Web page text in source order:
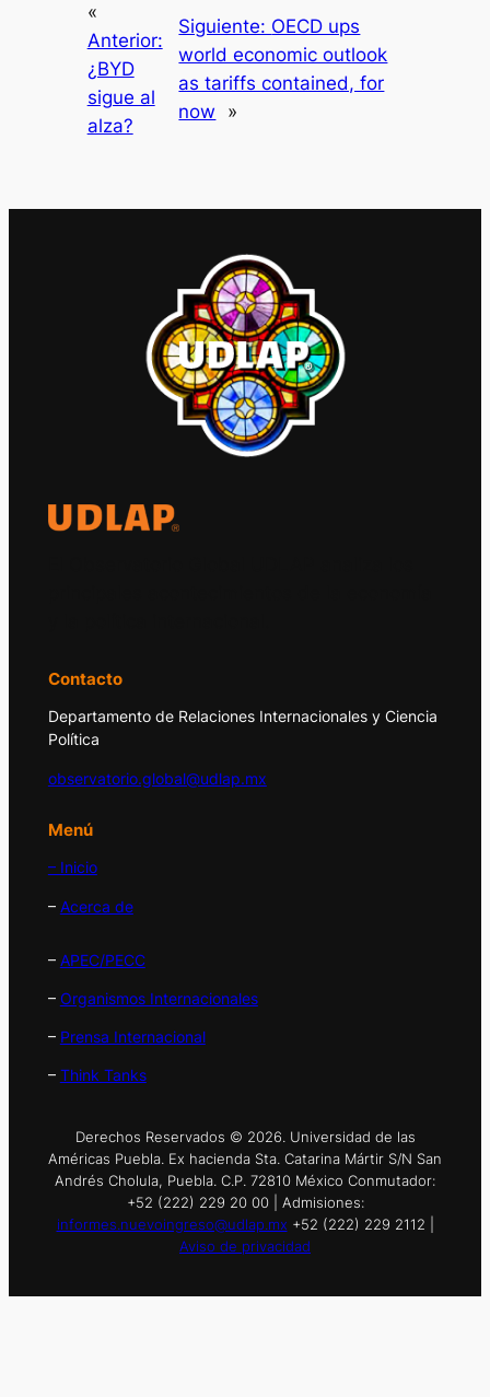
«
Anterior:
¿BYD
sigue al
alza?
Siguiente: OECD ups
world economic outlook
as tariffs contained, for
now
»
Contacto
Departamento de Relaciones Internacionales y Ciencia
Política
observatorio.global@udlap.mx
Menú
– Inicio
– Acerca de
– APEC/PECC
– Organismos Internacionales
– Prensa Internacional
– Think Tanks
Derechos Reservados © 2026. Universidad de las
Américas Puebla. Ex hacienda Sta. Catarina Mártir S/N San
Andrés Cholula, Puebla. C.P. 72810 México Conmutador:
+52 (222) 229 20 00 | Admisiones:
informes.nuevoingreso@udlap.mx +52 (222) 229 2112 |
Aviso de privacidad